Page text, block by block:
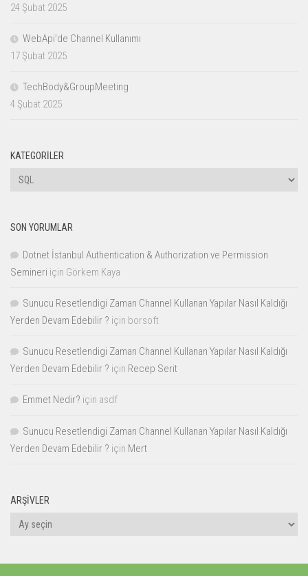
24 Şubat 2025
WebApi’de Channel Kullanımı
17 Şubat 2025
TechBody&GroupMeeting
4 Şubat 2025
KATEGORILER
Kategoriler
SON YORUMLAR
Dotnet İstanbul Authentication & Authorization ve Permission
Semineri için Görkem Kaya
Sunucu Resetlendigi Zaman Channel Kullanan Yapılar Nasıl Kaldığı
Yerden Devam Edebilir ? için borsoft
Sunucu Resetlendigi Zaman Channel Kullanan Yapılar Nasıl Kaldığı
Yerden Devam Edebilir ? için Recep Serit
Emmet Nedir? için asdf
Sunucu Resetlendigi Zaman Channel Kullanan Yapılar Nasıl Kaldığı
Yerden Devam Edebilir ? için Mert
ARŞIVLER
Arşivler